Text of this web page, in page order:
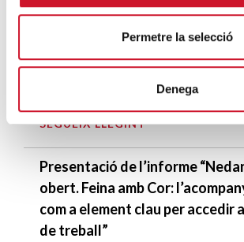
Permetre la selecció
Denega
SEGUEIX LLEGINT
ENTRADES RELACIONADES
SEGUEIX LLEGINT
Presentació de l’informe
obert. Feina amb Cor:
com a element clau per accedir
de treball”